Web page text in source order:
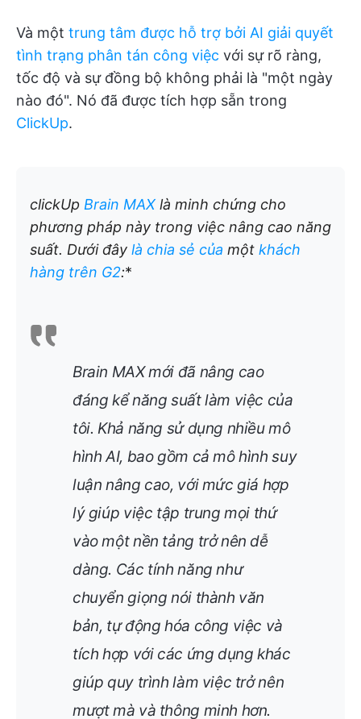
Và một trung tâm được hỗ trợ bởi AI giải quyết
tình trạng phân tán công việc với sự rõ ràng,
tốc độ và sự đồng bộ không phải là "một ngày
nào đó". Nó đã được tích hợp sẵn trong
ClickUp.
clickUp Brain MAX là minh chứng cho
phương pháp này trong việc nâng cao năng
suất. Dưới đây là chia sẻ của một khách
hàng trên G2:*
Brain MAX mới đã nâng cao
đáng kể năng suất làm việc của
tôi. Khả năng sử dụng nhiều mô
hình AI, bao gồm cả mô hình suy
luận nâng cao, với mức giá hợp
lý giúp việc tập trung mọi thứ
vào một nền tảng trở nên dễ
dàng. Các tính năng như
chuyển giọng nói thành văn
bản, tự động hóa công việc và
tích hợp với các ứng dụng khác
giúp quy trình làm việc trở nên
mượt mà và thông minh hơn.